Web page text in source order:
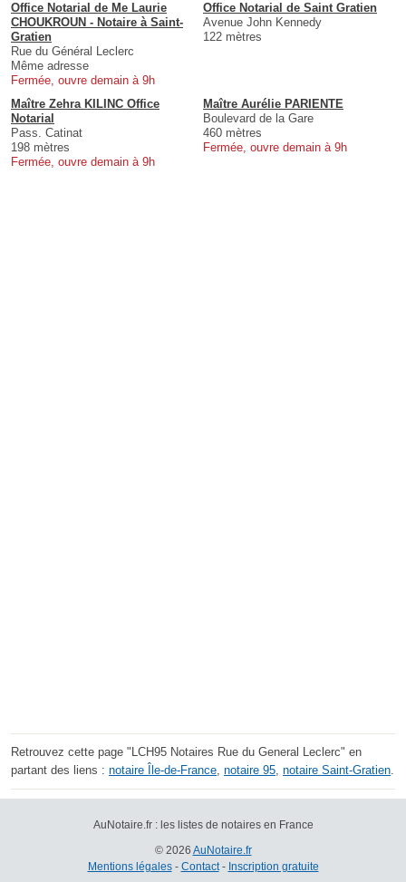
Office Notarial de Me Laurie
CHOUKROUN - Notaire à Saint-
Gratien
Rue du Général Leclerc
Même adresse
Fermée, ouvre demain à 9h
Office Notarial de Saint Gratien
Avenue John Kennedy
122 mètres
Maître Zehra KILINC Office
Notarial
Pass. Catinat
198 mètres
Fermée, ouvre demain à 9h
Maître Aurélie PARIENTE
Boulevard de la Gare
460 mètres
Fermée, ouvre demain à 9h
Retrouvez cette page "LCH95 Notaires Rue du General Leclerc" en
partant des liens : notaire Île-de-France, notaire 95, notaire Saint-Gratien.
AuNotaire.fr : les listes de notaires en France
© 2026 AuNotaire.fr
Mentions légales- Contact- Inscription gratuite